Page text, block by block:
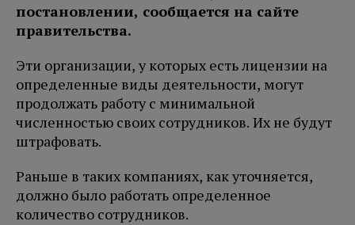
постановлении, сообщается на сайте
правительства.
Эти организации, у которых есть лицензии на
определенные виды деятельности, могут
продолжать работу с минимальной
численностью своих сотрудников. Их не будут
штрафовать.
Раньше в таких компаниях, как уточняется,
должно было работать определенное
количество сотрудников.